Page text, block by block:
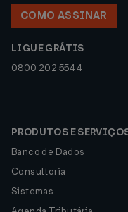
COMO ASSINAR
LIGUE GRÁTIS
0800 202 5544
PRODUTOS E
Banco de Dados
Consultoria
Sistemas